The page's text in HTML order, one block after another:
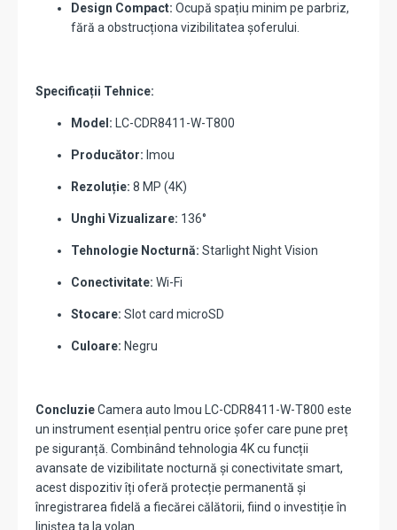
Design Compact: Ocupă spațiu minim pe parbriz,
fără a obstrucționa vizibilitatea șoferului.
Specificații Tehnice:
Model: LC-CDR8411-W-T800
Producător: Imou
Rezoluție: 8 MP (4K)
Unghi Vizualizare: 136°
Tehnologie Nocturnă: Starlight Night Vision
Conectivitate: Wi-Fi
Stocare: Slot card microSD
Culoare: Negru
ConcluzieCamera auto Imou LC-CDR8411-W-T800 este
un instrument esențial pentru orice șofer care pune preț
pe siguranță. Combinând tehnologia 4K cu funcții
avansate de vizibilitate nocturnă și conectivitate smart,
acest dispozitiv îți oferă protecție permanentă și
înregistrarea fidelă a fiecărei călătorii, fiind o investiție în
liniștea ta la volan.